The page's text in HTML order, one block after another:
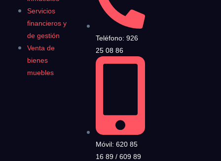
Servicios
financieros y
de gestión
Venta de
bienes
muebles
Teléfono: 926
25 08 86
Móvil: 620 85
16 89 / 609 89